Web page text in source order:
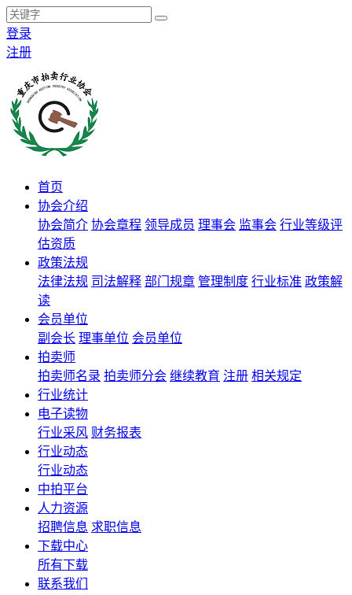
登录
注册
首页
协会介绍
协会简介 协会章程 领导成员 理事会 监事会 行业等级评
估资质
政策法规
法律法规 司法解释 部门规章 管理制度 行业标准 政策解
读
会员单位
副会长 理事单位 会员单位
拍卖师
拍卖师名录 拍卖师分会 继续教育 注册 相关规定
行业统计
电子读物
行业采风 财务报表
行业动态
行业动态
中拍平台
人力资源
招聘信息 求职信息
下载中心
所有下载
联系我们